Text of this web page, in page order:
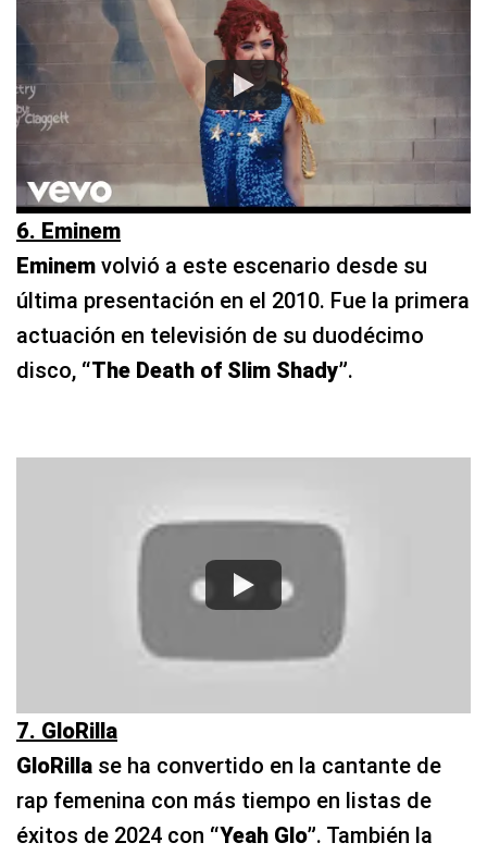
6. Eminem
Eminem volvió a este escenario desde su
última presentación en el 2010. Fue la primera
actuación en televisión de su duodécimo
disco, “The Death of Slim Shady”.
7. GloRilla
GloRilla se ha convertido en la cantante de
rap femenina con más tiempo en listas de
éxitos de 2024 con “Yeah Glo”. También la